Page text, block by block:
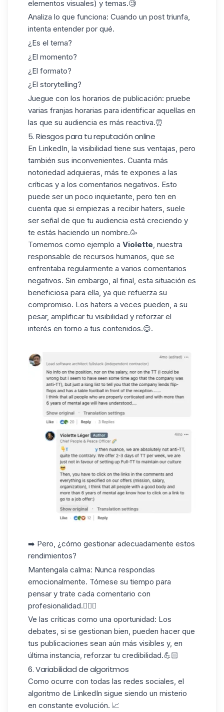
elementos visuales) y temas.🧐
Analiza lo que funciona: Cuando un post triunfa,
intenta entender por qué.
¿Es el tema?
¿El momento?
¿El formato?
¿El storytelling?
Juegue con los horarios de publicación: pruebe
varias franjas horarias para identificar aquellas en
las que su audiencia es más reactiva.⏰
5. Riesgos para tu reputación online
En LinkedIn, la visibilidad tiene sus ventajas, pero
también sus inconvenientes. Cuanta más
notoriedad adquieras, más te expones a las
críticas y a los comentarios negativos. Esto
puede ser un poco inquietante, pero ten en
cuenta que si empiezas a recibir haters, suele
ser señal de que tu audiencia está creciendo y
te estás haciendo un nombre.🥳
Tomemos como ejemplo a Violette, nuestra
responsable de recursos humanos, que se
enfrentaba regularmente a varios comentarios
negativos. Sin embargo, al final, esta situación es
beneficiosa para ella, ya que refuerza su
compromiso. Los haters a veces pueden, a su
pesar, amplificar tu visibilidad y reforzar el
interés en torno a tus contenidos.😌.
➡️ Pero, ¿cómo gestionar adecuadamente estos
rendimientos?
Mantengala calma: Nunca respondas
emocionalmente. Tómese su tiempo para
pensar y trate cada comentario con
profesionalidad.🧘🏻‍♀️
Ve las críticas como una oportunidad: Los
debates, si se gestionan bien, pueden hacer que
tus publicaciones sean aún más visibles y, en
última instancia, reforzar tu credibilidad.💪🏻
6. Variabilidad de algoritmos
Como ocurre con todas las redes sociales, el
algoritmo de LinkedIn sigue siendo un misterio
en constante evolución. 📈